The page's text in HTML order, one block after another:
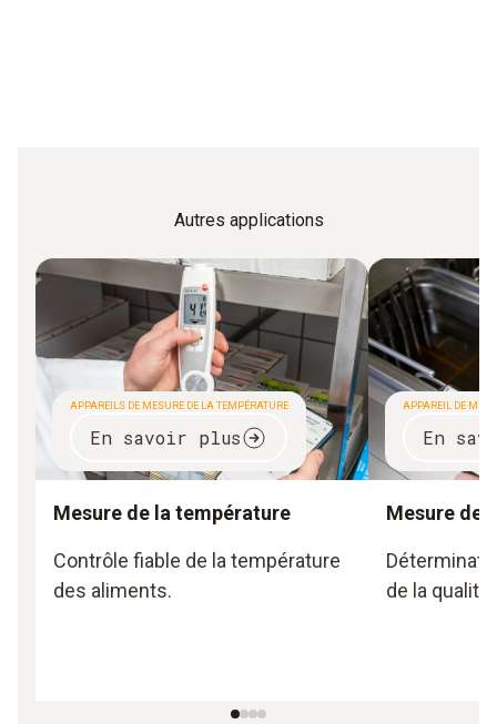
Autres applications
APPAREILS DE MESURE DE LA TEMPÉRATURE
En savoir plus
Mesure de la température
Contrôle fiable de la température
des aliments.
APPAREIL DE
En
Mesure de
de la